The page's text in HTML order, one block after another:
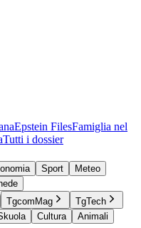
Epstein FilesFamiglia nel
Tutti i dossier
Sport
Meteo
TgcomMag
TgTech
Cultura
Animali